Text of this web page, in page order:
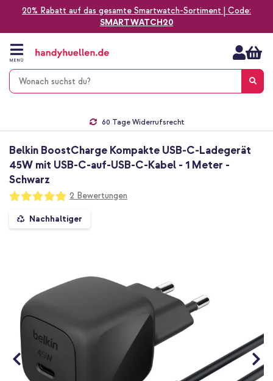
20% Rabatt auf das gesamte Smartwatch-Sortiment | Code:
SMARTWATCH20
Zum
Inhalt
springen
MENÜ
60 Tage Widerrufsrecht
Belkin BoostCharge Kompakte USB-C-Ladegerät
45W mit USB-C-auf-USB-C-Kabel - 1 Meter -
Schwarz
Bewertung:
100
100
2 Bewertungen
Zum
Ende
Nachhaltiger